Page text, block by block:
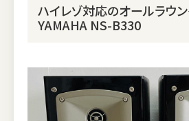
ハイレゾ対応のオールラウ
YAMAHA NS-B330